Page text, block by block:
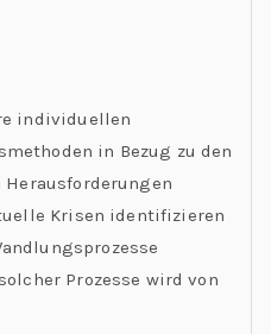
individuellen
in Bezug zu den
Krisen identifizieren
Prozesse wird von